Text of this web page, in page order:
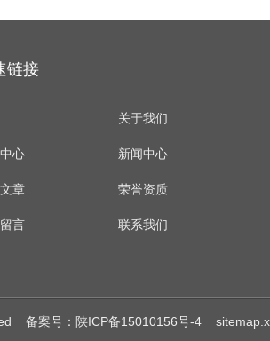
链接
关于我们
心 新闻中心
章 荣誉资质
言 联系我们
备案号：陕ICP备15010156号-4